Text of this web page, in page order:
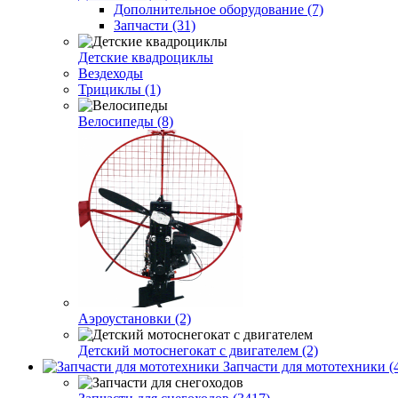
Дополнительное оборудование (7)
Запчасти (31)
Детские квадроциклы
Вездеходы
Трициклы (1)
Велосипеды (8)
Аэроустановки (2)
Детский мотоснегокат с двигателем (2)
Запчасти для мототехники